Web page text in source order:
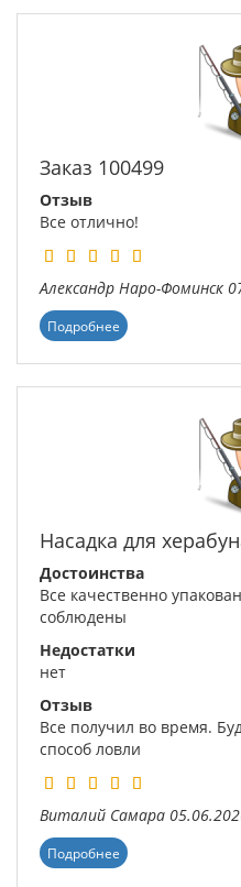
Заказ 100499
Отзыв
Все отлично!
Александр Наро-Фоминск
Подробнее
Насадка для
Достоинства
Все качественно
соблюдены
Недостатки
нет
Отзыв
Все получил во время.
способ ловли
Виталий Самара
Подробнее